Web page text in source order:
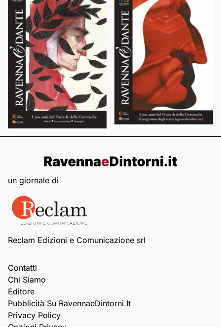
un giornale di
Reclam Edizioni e Comunicazione srl
Contatti
Chi Siamo
Editore
Pubblicità Su RavennaeDintorni.it
Privacy Policy